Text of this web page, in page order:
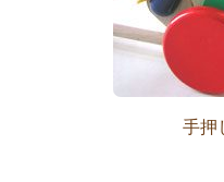
手押